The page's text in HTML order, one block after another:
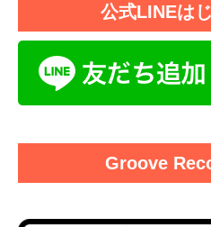
公式LINEは
Groove